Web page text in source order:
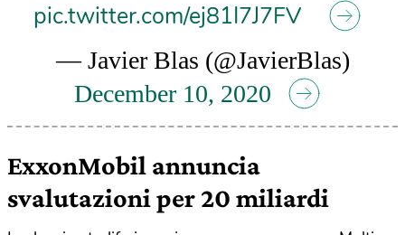
pic.twitter.com/ej81I7J7FV
— Javier Blas (@JavierBlas)
December 10, 2020
ExxonMobil annuncia
svalutazioni per 20 miliardi